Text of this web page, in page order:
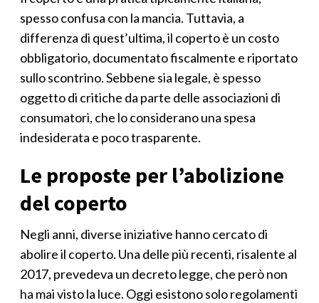
spesso confusa con la mancia. Tuttavia, a
differenza di quest’ultima, il coperto è un costo
obbligatorio, documentato fiscalmente e riportato
sullo scontrino. Sebbene sia legale, è spesso
oggetto di critiche da parte delle associazioni di
consumatori, che lo considerano una spesa
indesiderata e poco trasparente.
Le proposte per l’abolizione
del coperto
Negli anni, diverse iniziative hanno cercato di
abolire il coperto. Una delle più recenti, risalente al
2017, prevedeva un decreto legge, che però non
ha mai visto la luce. Oggi esistono solo regolamenti